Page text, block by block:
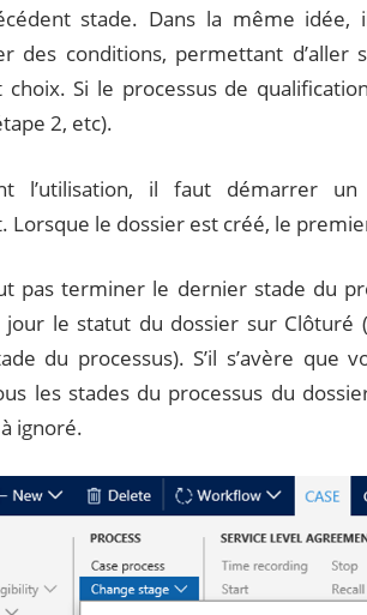
stade. Dans la même idée,
des conditions, permettant d’aller
choix. Si le processus de
2, etc).
l’utilisation, il faut démarrer
Lorsque le dossier est créé, le
pas terminer le dernier stade du
le statut du dossier sur Clôturé
du processus). S’il s’avère que
les stades du processus du
ignoré.